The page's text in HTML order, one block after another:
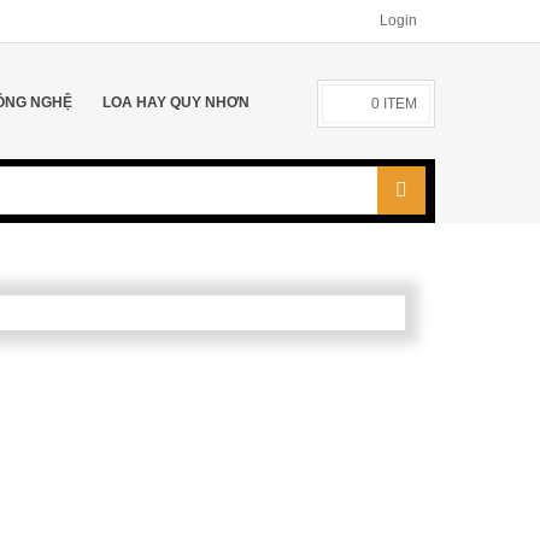
Login
NGHỆ LOA HAY QUY NHƠN 0 ITEM